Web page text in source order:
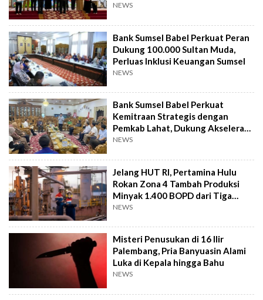
NEWS
Bank Sumsel Babel Perkuat Peran
Dukung 100.000 Sultan Muda,
Perluas Inklusi Keuangan Sumsel
NEWS
Bank Sumsel Babel Perkuat
Kemitraan Strategis dengan
Pemkab Lahat, Dukung Akselerasi
Ekonomi Daerah
NEWS
Jelang HUT RI, Pertamina Hulu
Rokan Zona 4 Tambah Produksi
Minyak 1.400 BOPD dari Tiga
Sumur Baru
NEWS
Misteri Penusukan di 16 Ilir
Palembang, Pria Banyuasin Alami
Luka di Kepala hingga Bahu
NEWS